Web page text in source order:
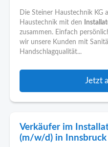
Die Steiner Haustechnik KG
Haustechnik mit den
zusammen. Einfach
wir unsere Kunden mit
Handschlagqualität...
Jetzt
Verkäufer im
(m/w/d) in Innsbruck